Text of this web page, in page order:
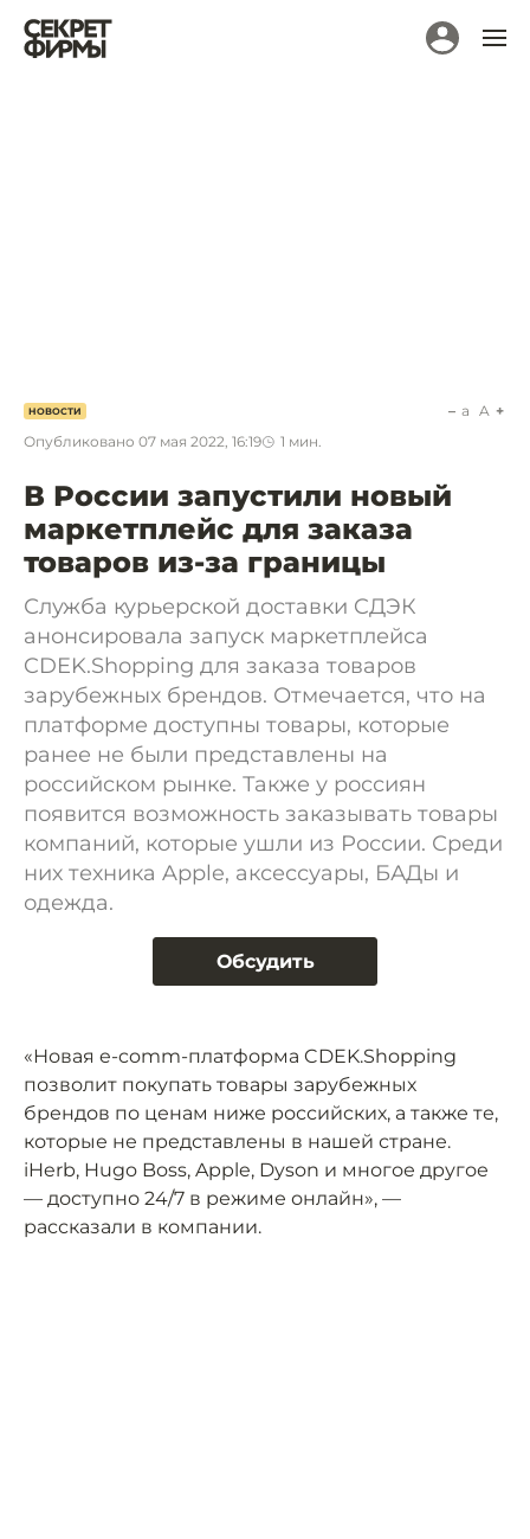
НОВОСТИ
Опубликовано 07 мая 2022, 16:19 1 мин.
a A
В России запустили новый
маркетплейс для заказа
товаров из-за границы
Служба курьерской доставки CДЭК
анонсировала запуск маркетплейса
CDEK.Shopping для заказа товаров
зарубежных брендов. Отмечается, что на
платформе доступны товары, которые
ранее не были представлены на
российском рынке. Также у россиян
появится возможность заказывать товары
компаний, которые ушли из России. Среди
них техника Apple, аксессуары, БАДы и
одежда.
Обсудить
«Новая e-comm-платформа CDEK.Shopping
позволит покупать товары зарубежных
брендов по ценам ниже российских, а также те,
которые не представлены в нашей стране.
iHerb, Hugo Boss, Apple, Dyson и многое другое
— доступно 24/7 в режиме онлайн», —
рассказали в компании.